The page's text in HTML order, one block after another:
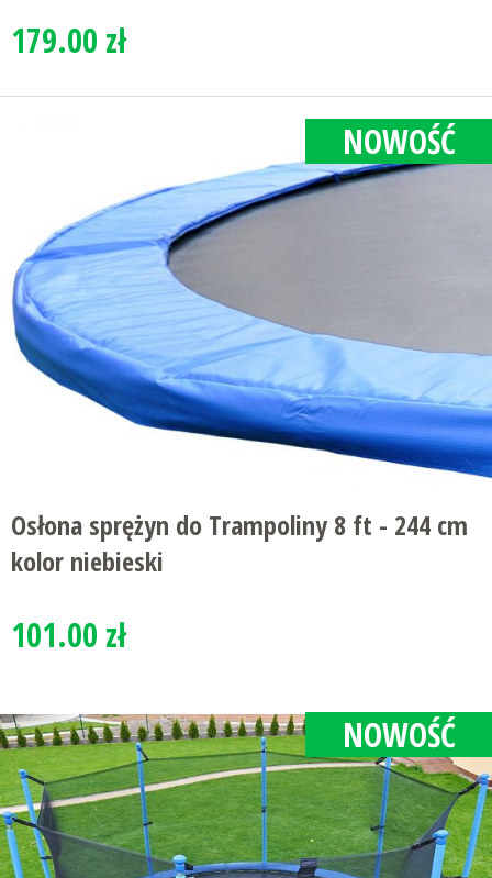
179.00 zł
NOWOŚĆ
Osłona sprężyn do Trampoliny 8 ft - 244 cm
kolor niebieski
101.00 zł
NOWOŚĆ